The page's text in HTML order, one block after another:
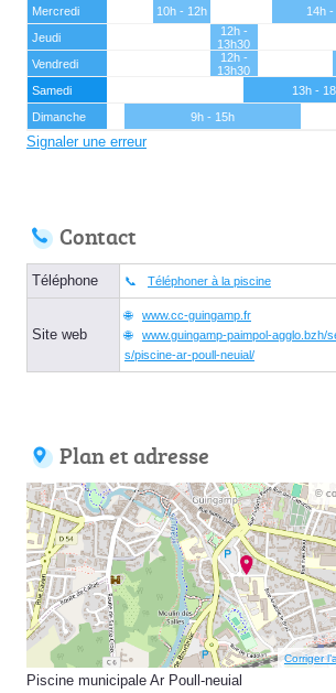
Mercredi
10h - 12h
14h -
Jeudi
12h -
13h30
Vendredi
12h -
13h30
Samedi
13h -
Dimanche
9h - 15h
Signaler une erreur
Contact
Téléphone Téléphoner à la piscine
Site web
www.cc-guingamp.fr
www.guingamp-paimpol-agglo.bzh/
s/piscine-ar-poull-neuial/
Plan et adresse
©
Corriger
Piscine municipale Ar Poull-neuial